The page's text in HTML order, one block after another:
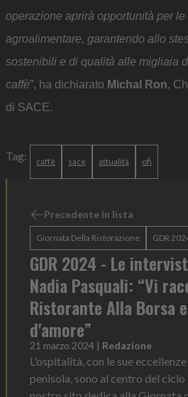
operazione aprirà opportunità per
agroalimentare, garantendo allo
sostenibili e di qualità alle migliaia
caffè”, ha dichiarato Michal Ron,
di SACE.
Tag: caffè sace attualità ofi
Precedente in lista
Giornata Della Ristorazione GDR
GDR 2024 - Le
Nadia Pasquali: “Vi
Ristorante Alla Borsa
d'amore”
21 marzo 2024 | Redazione
L'ospitalità, con le sue
penisola, sono al centro del